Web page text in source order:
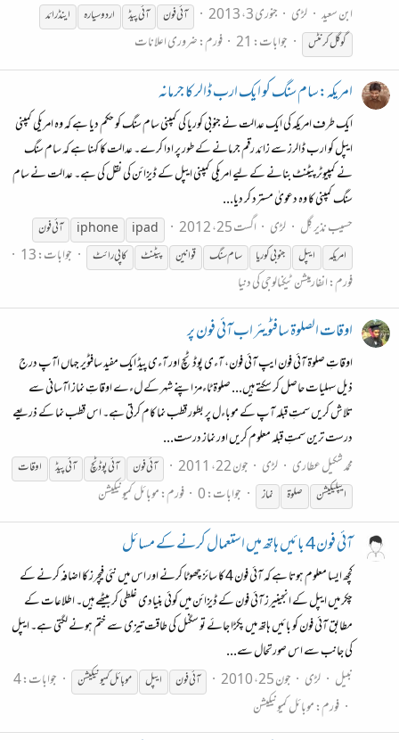
ابن سعید لڑی جنوری 3، 2013 آئیفون آئیپیڈ اردو سیارہ
اینڈرائد
گوگل کرنٹس
جوابات: 21 فورم:ضروری اعلانات
امریکہ:سام سنگ کو ایک ارب ڈالر کا جرمانہ
ایک طرف امریکہ کی ایک عدالت نے جنوبی کوریا کی کمپنی سام سنگ کو حکم دیا ہے کہ وہ امریکی کمپنی
ایپل کو ارب ڈالرز سے زائد رقم جرمانے کے طور پر ادا کرے۔ عدالت کا کہنا ہے کہ سام سنگ
نے کمپیوٹر پیٹنٹ بنانے کے لیے امریکی کمپنی ایپل کے ڈیزائن کی نقل کی ہے۔ عدالت نے سام
سنگ کمپنی کا وہ دعویٰ مسترد کر دیا...
حسیب نذیر گِل
لڑی اگست 25، 2012 ipad
iphone آئیفون
امریکہ
ایپل جنوبی کوریا سام سنگ قوانین پیٹنٹ کاپی رائٹ
جوابات: 13
فورم:انفارمیشن ٹیکنالوجی کی دنیا
اوقات الصلوة سافٹویئر اب آئی فون پر
اوقاتِ صلوة آئی فون ایپ آئی فون، آءی پوڈ ٹچ اور آءی پیڈ ایک مفید سافٹویر جہاں اآپ درج
ذیل سہلیات حاصل کر سکتے ہیں... صلوة ٹاءمز اپنے شہر کے لءے اوقاتِ نماز اآسانی سے
تلاش کریں سمتِ قبلہ آپ کے موباءل پر بطور قطب نما کام کرتی ہے۔ اس قطب نما کے ذریعے
درست ترین سمتِ قبلہ معلوم کریں اور نماز درست...
محمد شکیل عطاری
لڑی جون 22، 2011 آئیفون آئیپوڈ ٹچ آئیپیڈ
اوقات
ایپلیکیشن
صلوة نماز جوابات: 0 فورم:موبائل کمیونیکیشن
آئی فون 4 بائیں ہاتھ میں استعمال کرنے کے مسائل
کچھ ایسا معلوم ہوتا ہے کہ آئی فون 4 کا سائز چھوٹا کرنے اور اس میں نئی فیچرز کا اضافہ کرنے کے
چکر میں ایپل کے انجینیرز آئی فون کے ڈیزائن میں کوئی بنیادی غلطی کر بیٹھے ہیں۔ اطلاعات کے
مطابق آئی فون کو بائیں ہاتھ میں پکڑا جائے تو سگنل کی طاقت تیزی سے ختم ہونے لگتی ہے۔ ایپل
کی جانب سے اس صورتحال سے...
نبیل
لڑی جون 25، 2010 آئیفون ایپل موبائل کمیونیکیشن
جوابات: 4
فورم:موبائل کمیونیکیشن